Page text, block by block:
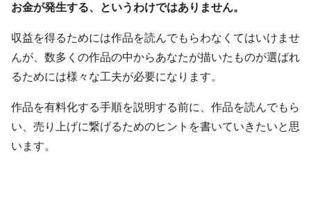
お金が発生する、というわけではありません。
収益を得るためには作品を読んでもらわなくてはいけませ
んが、数多くの作品の中からあなたが描いたものが選ばれ
るためには様々な工夫が必要になります。
作品を有料化する手順を説明する前に、作品を読んでもら
い、売り上げに繋げるためのヒントを書いていきたいと思
います。